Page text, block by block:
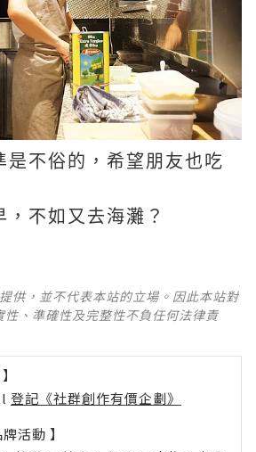
是不俗的，希望朋友也吃
，不如又去海灘？
供，並不代表本站的立場。因此本站對
、準確性及完整性不負任何法律責
登記《社群創作有價企劃》
活動 】